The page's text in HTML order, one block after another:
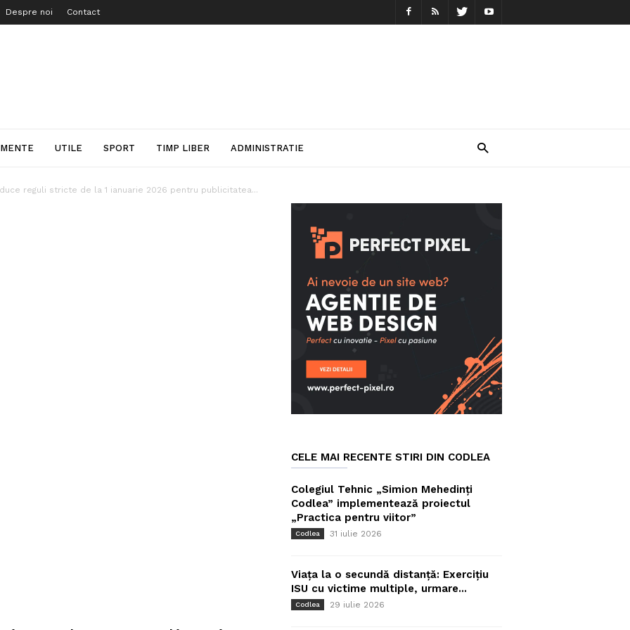
Despre noi Contact
UTILE SPORT TIMP LIBER ADMINISTRATIE
reguli stricte de la 1 ianuarie 2026 pentru publicitatea...
CELE MAI RECENTE STIRI DIN CODLEA
Colegiul Tehnic „Simion Mehedinți
Codlea” implementează proiectul
„Practica pentru viitor”
Codlea 31 iulie 2026
Viața la o secundă distanță: Exercițiu
ISU cu victime multiple, urmare...
Codlea 29 iulie 2026